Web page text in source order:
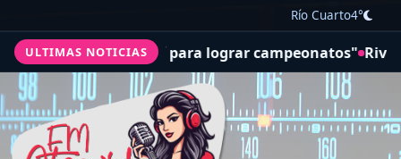
Río Cuarto4°
ULTIMAS NOTICIAS
lograr campeonatos" River anotó a Thiago